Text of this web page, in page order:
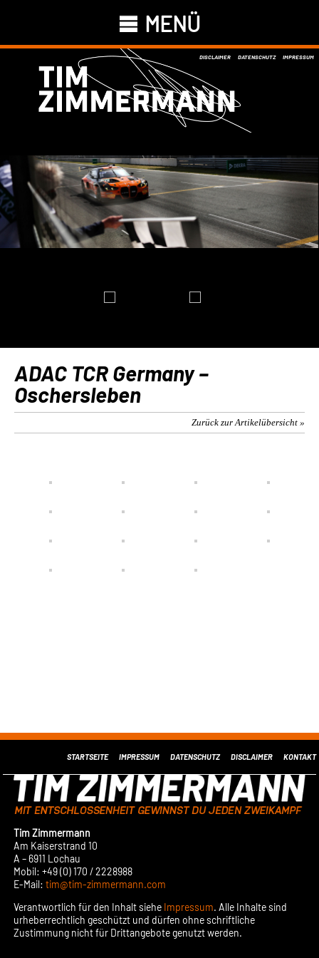
MENÜ
DISCLAIMER DATENSCHUTZ IMPRESSUM
ADAC TCR Germany –
Oschersleben
Zurück zur Artikelübersicht »
KONTAKT
DISCLAIMER
DATENSCHUTZ
IMPRESSUM
STARTSEITE
Tim Zimmermann
Am Kaiserstrand 10
A – 6911 Lochau
Mobil: +49 (0) 170 / 2228988
E-Mail:tim@tim-zimmermann.com
Verantwortlich für den Inhalt siehe Impressum. Alle Inhalte sind
urheberrechtlich geschützt und dürfen ohne schriftliche
Zustimmung nicht für Drittangebote genutzt werden.